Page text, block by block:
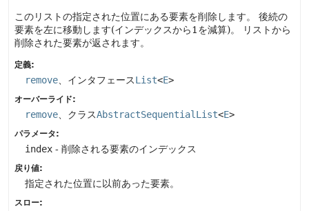
このリストの指定された位置にある要素を削除します。
後続の
要素を左に移動します(インデックスから1を減算)。
リストから
削除された要素が返されます。
定義:
remove 、インタフェースList<E>
オーバーライド:
remove 、クラスAbstractSequentialList<E>
パラメータ:
index - 削除される要素のインデックス
戻り値:
指定された位置に以前あった要素。
スロー: